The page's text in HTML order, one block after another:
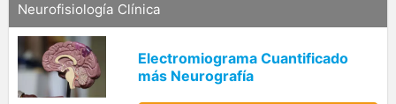
Neurofisiología Clínica
Electromiograma Cuantificado
más Neurografía